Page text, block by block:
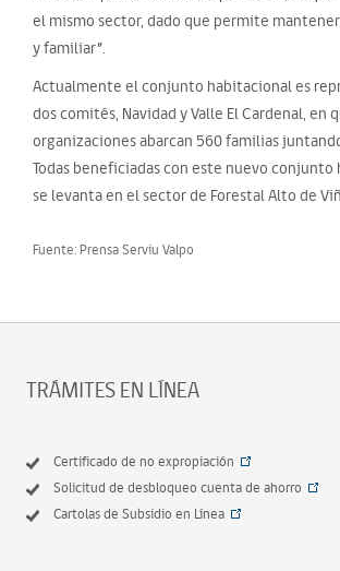
el mismo sector, dado que permite
y familiar”.
Actualmente el conjunto habitacional es
dos comités, Navidad y Valle El Cardenal, en
organizaciones abarcan 560 familias
Todas beneficiadas con este nuevo
se levanta en el sector de Forestal Alto de
Fuente: Prensa Serviu Valpo
TRÁMITES EN LÍNEA
Certificado de no expropiación
Solicitud de desbloqueo cuenta de ahorro
Cartolas de Subsidio en Línea